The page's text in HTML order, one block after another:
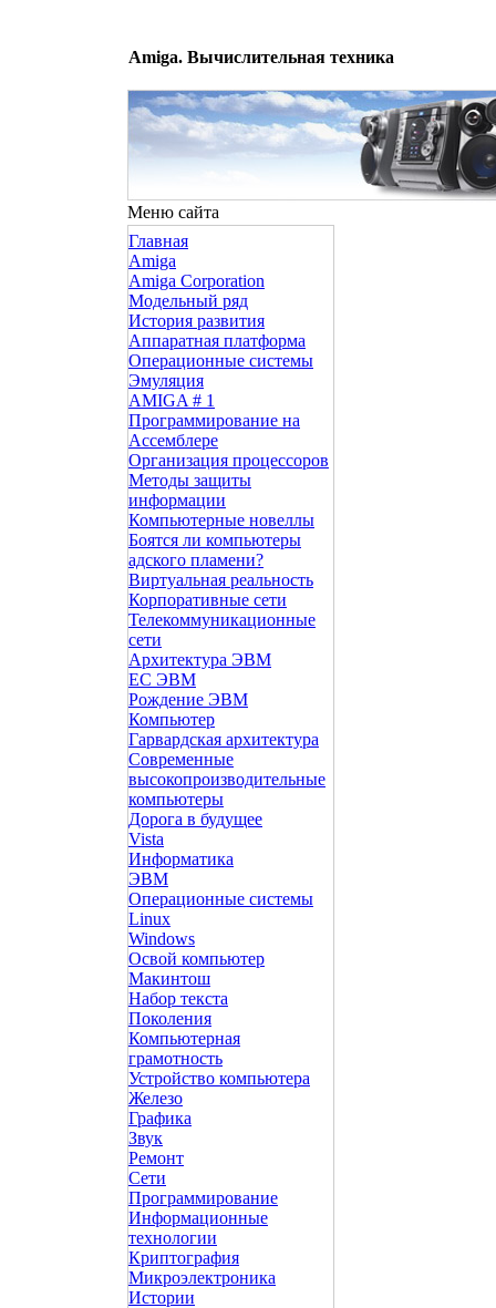
Amiga. Вычислительная техника
Меню сайта
Главная
Amiga
Amiga Corporation
Модельный ряд
История развития
Аппаратная платформа
Операционные системы
Эмуляция
AMIGA # 1
Программирование на
Ассемблере
Организация процессоров
Методы защиты
информации
Компьютерные новеллы
Боятся ли компьютеры
адского пламени?
Виртуальная реальность
Корпоративные сети
Телекоммуникационные
сети
Архитектура ЭВМ
ЕС ЭВМ
Рождение ЭВМ
Компьютер
Гарвардская архитектура
Современные
высокопроизводительные
компьютеры
Дорога в будущее
Vista
Инфоpматика
ЭВМ
Операционные системы
Linux
Windows
Освой компьютер
Макинтош
Набор текста
Поколения
Компьютерная
грамотность
Устройство компьютера
Железо
Графика
Звук
Ремонт
Сети
Программирование
Информационные
технологии
Криптография
Микроэлектроника
Истории